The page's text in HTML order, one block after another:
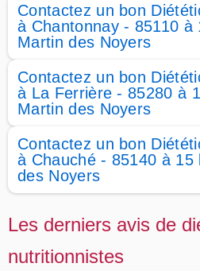
Contactez un bon
à Chantonnay - 85110 à
Martin des Noyers
Contactez un bon
à La Ferrière - 85280 à
Martin des Noyers
Contactez un bon
à Chauché - 85140 à
des Noyers
Les derniers avis de
nutritionnistes